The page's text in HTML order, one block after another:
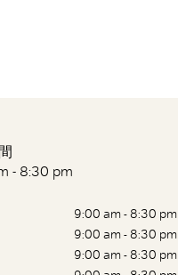
- 8:30 pm
9:00 am - 8:30 pm
9:00 am - 8:30 pm
9:00 am - 8:30 pm